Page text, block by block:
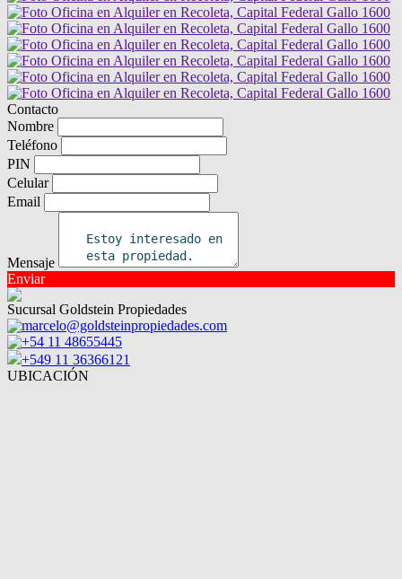
Contacto
Nombre
Teléfono
PIN
Celular
Email
Mensaje
Enviar
Sucursal Goldstein Propiedades
marcelo@goldsteinpropiedades.com
+54 11 48655445
+549 11 36366121
UBICACIÓN